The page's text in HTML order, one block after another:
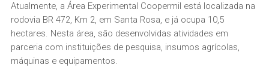
Atualmente, a Área Experimental Coopermil está localizada na
rodovia BR 472, Km 2, em Santa Rosa, e já ocupa 10,5
hectares. Nesta área, são desenvolvidas atividades em
parceria com instituições de pesquisa, insumos agrícolas,
máquinas e equipamentos.